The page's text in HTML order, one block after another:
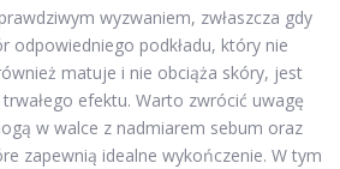
wyzwaniem, zwłaszcza gdy
odpowiedniego podkładu, który nie
matuje i nie obciąża skóry, jest
efektu. Warto zwrócić uwagę
w walce z nadmiarem sebum oraz
zapewnią idealne wykończenie. W tym